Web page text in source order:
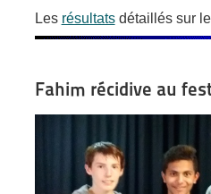
Les résultatsdétaillés sur
Fahim récidive au